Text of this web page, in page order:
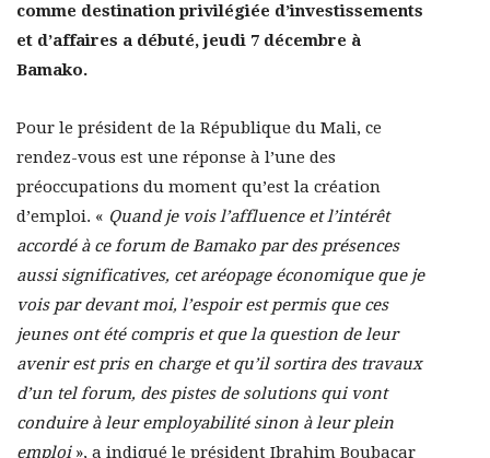
comme destination privilégiée d’investissements
et d’affaires a débuté, jeudi 7 décembre à
Bamako.
Pour le président de la République du Mali, ce
rendez-vous est une réponse à l’une des
préoccupations du moment qu’est la création
d’emploi. « Quand je vois l’affluence et l’intérêt
accordé à ce forum de Bamako par des présences
aussi significatives, cet aréopage économique que je
vois par devant moi, l’espoir est permis que ces
jeunes ont été compris et que la question de leur
avenir est pris en charge et qu’il sortira des travaux
d’un tel forum, des pistes de solutions qui vont
conduire à leur employabilité sinon à leur plein
emploi », a indiqué le président Ibrahim Boubacar